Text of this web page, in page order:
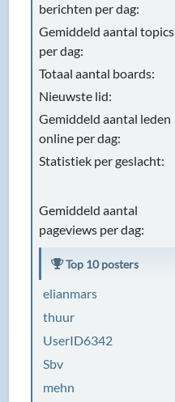
berichten per dag:
Gemiddeld aantal topics
per dag:
Totaal aantal boards:
Nieuwste lid:
Gemiddeld aantal leden
online per dag:
Statistiek per geslacht:
Gemiddeld aantal
pageviews per dag:
Top 10 posters
elianmars
thuur
UserID6342
Sbv
mehn